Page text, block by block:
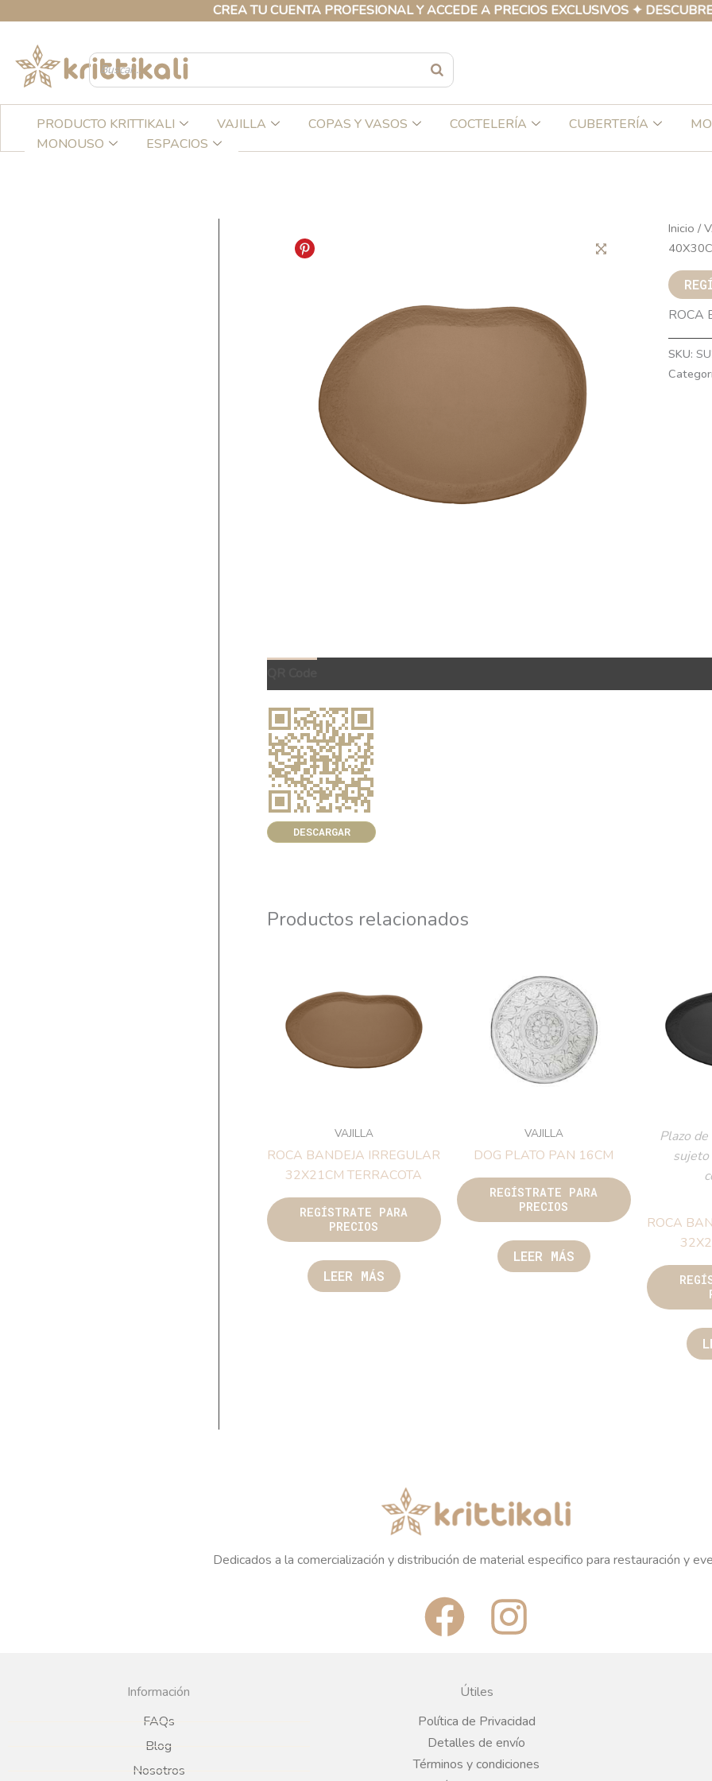
CREA TU CUENTA PROFESIONAL Y ACCEDE A PRECIOS EXCLUSIVOS ✦ DESCUBRE
contenido
PRODUCTO KRITTIKALI VAJILLA COPAS Y VASOS COCTELERÍA CUBERTERÍA
MONOUSO
ESPACIOS
Inicio /
ROCA
SKU:
DESCARGAR
Productos relacionados
VAJILLA
ROCA BANDEJA IRREGULAR
32X21CM TERRACOTA
REGÍSTRATE PARA
PRECIOS
LEER MÁS
VAJILLA
DOG PLATO PAN 16CM
REGÍSTRATE PARA
PRECIOS
LEER MÁS
Plazo
sujeto
ROCA
Dedicados a la comercialización y distribución de material especifico para restauración y
F
a
c
e
b
I
n
t
a
Información
FAQs
Blog
Nosotros
Útiles
Política de Privacidad
Detalles de envío
Términos y condiciones